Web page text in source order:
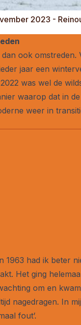
2023 -
ook
jaar een
was wel de
waarop dat in
weer in
1963 had ik beter
Het ging
om en
nagedragen. In
fout’.